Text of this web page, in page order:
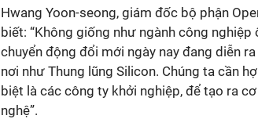
Hwang Yoon-seong, giám đốc bộ phận
biết: “Không giống như ngành công
chuyển động đổi mới ngày nay đang diễn
nơi như Thung lũng Silicon. Chúng ta cần
biệt là các công ty khởi nghiệp, để tạo ra
nghệ”.